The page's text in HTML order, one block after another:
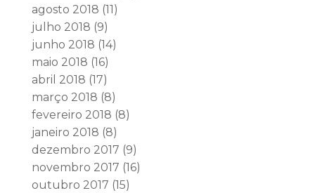
agosto 2018 (11)
julho 2018 (9)
junho 2018 (14)
maio 2018 (16)
abril 2018 (17)
março 2018 (8)
fevereiro 2018 (8)
janeiro 2018 (8)
dezembro 2017 (9)
novembro 2017 (16)
outubro 2017 (15)